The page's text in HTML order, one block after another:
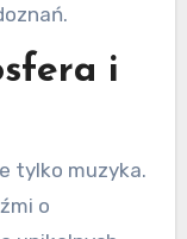
i
tylko muzyka.
o